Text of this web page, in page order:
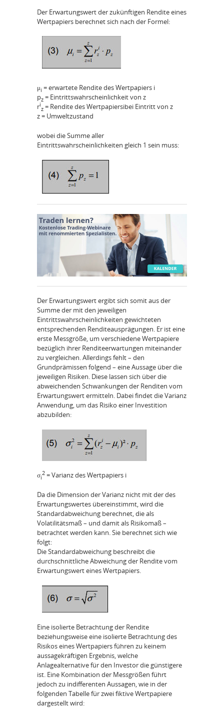
Der Erwartungswert der zukünftigen Rendite eines
Wertpapiers berechnet sich nach der Formel:
μi = erwartete Rendite des Wertpapiers i
pz = Eintrittswahrscheinlichkeit von z
ri
z = Rendite des Wertpapiersibei Eintritt von z
z = Umweltzustand
wobei die Summe aller
Eintrittswahrscheinlichkeiten gleich 1 sein muss:
Der Erwartungswert ergibt sich somit aus der
Summe der mit den jeweiligen
Eintrittswahrscheinlichkeiten gewichteten
entsprechenden Renditeausprägungen. Er ist eine
erste Messgröße, um verschiedene Wertpapiere
bezüglich ihrer Renditeerwartungen miteinander
zu vergleichen. Allerdings fehlt – den
Grundprämissen folgend – eine Aussage über die
jeweiligen Risiken. Diese lassen sich über die
abweichenden Schwankungen der Renditen vom
Erwartungswert ermitteln. Dabei findet die Varianz
Anwendung, um das Risiko einer Investition
abzubilden:
σi
2 = Varianz des Wertpapiers i
Da die Dimension der Varianz nicht mit der des
Erwartungswertes übereinstimmt, wird die
Standardabweichung berechnet, die als
Volatilitätsmaß – und damit als Risikomaß –
betrachtet werden kann. Sie berechnet sich wie
folgt:
Die Standardabweichung beschreibt die
durchschnittliche Abweichung der Rendite vom
Erwartungswert eines Wertpapiers.
Eine isolierte Betrachtung der Rendite
beziehungsweise eine isolierte Betrachtung des
Risikos eines Wertpapiers führen zu keinem
aussagekräftigen Ergebnis, welche
Anlagealternative für den Investor die günstigere
ist. Eine Kombination der Messgrößen führt
jedoch zu indifferenten Aussagen, wie in der
folgenden Tabelle für zwei fiktive Wertpapiere
dargestellt wird: